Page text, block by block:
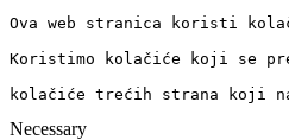
Ova web stranica koristi
Koristimo kolačiće koji se
kolačiće trećih strana koji
Necessary